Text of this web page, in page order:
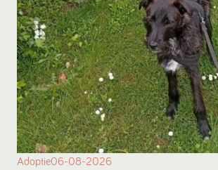
Adoptie06-08-2026